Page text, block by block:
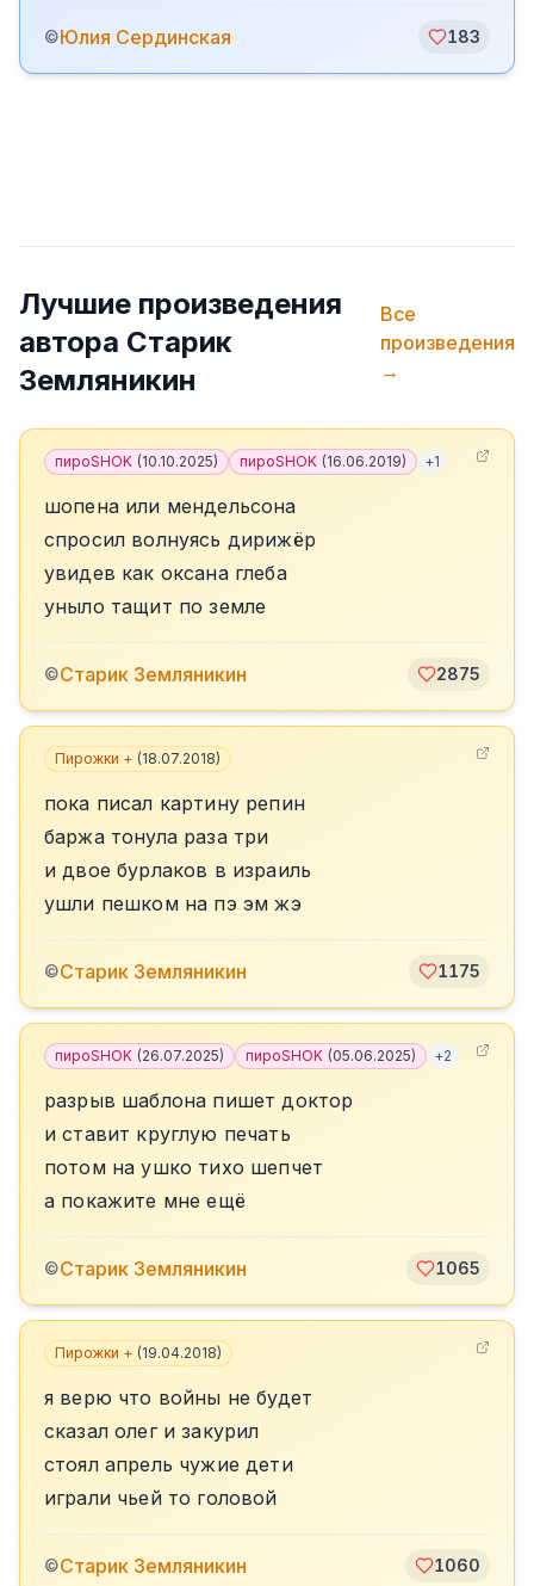
©Юлия Сердинская 183
Лучшие произведения
автора Старик
Земляникин
Все
произведения
→
пироSHOK (10.10.2025) пироSHOK (16.06.2019) +1
шопена или мендельсона
спросил волнуясь дирижёр
увидев как оксана глеба
уныло тащит по земле
©Старик Земляникин 2875
Пирожки + (18.07.2018)
пока писал картину репин
баржа тонула раза три
и двое бурлаков в израиль
ушли пешком на пэ эм жэ
©Старик Земляникин 1175
пироSHOK (26.07.2025) пироSHOK (05.06.2025) +2
разрыв шаблона пишет доктор
и ставит круглую печать
потом на ушко тихо шепчет
а покажите мне ещё
©Старик Земляникин 1065
Пирожки + (19.04.2018)
я верю что войны не будет
сказал олег и закурил
стоял апрель чужие дети
играли чьей то головой
©Старик Земляникин 1060